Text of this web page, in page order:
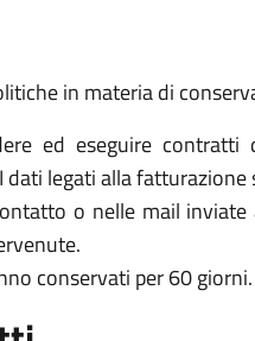
in materia di
ed eseguire
legati alla
o nelle mail inviate
conservati per 60 giorni.